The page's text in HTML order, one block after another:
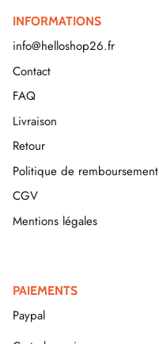
INFORMATIONS
info@helloshop26.fr
Contact
FAQ
Livraison
Retour
Politique de remboursement
CGV
Mentions légales
PAIEMENTS
Paypal